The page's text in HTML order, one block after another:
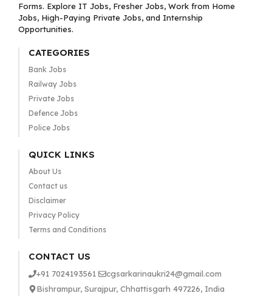
Forms. Explore IT Jobs, Fresher Jobs, Work from Home
Jobs, High-Paying Private Jobs, and Internship
Opportunities.
CATEGORIES
Bank Jobs
Railway Jobs
Private Jobs
Defence Jobs
Police Jobs
QUICK LINKS
About Us
Contact us
Disclaimer
Privacy Policy
Terms and Conditions
CONTACT US
+91 7024193561
cgsarkarinaukri24@gmail.com
Bishrampur, Surajpur, Chhattisgarh 497226, India